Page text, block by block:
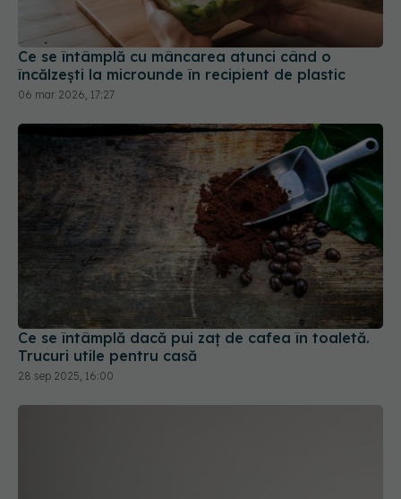
Ce se întâmplă cu mâncarea atunci când o
încălzești la microunde în recipient de plastic
06 mar 2026, 17:27
Ce se întâmplă dacă pui zaț de cafea în toaletă.
Trucuri utile pentru casă
28 sep 2025, 16:00